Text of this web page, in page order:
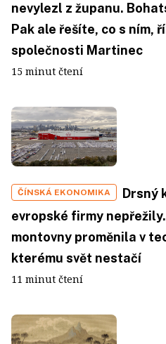
nevylezl z županu.
Pak ale řešíte, co s ním,
společnosti Martinec
15 minut čtení
ČÍNSKÁ EKONOMIKA
Drsný
evropské firmy
montovny proměnila v
kterému svět nestačí
11 minut čtení